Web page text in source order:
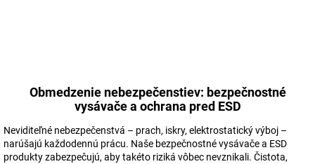
Obmedzenie nebezpečenstiev: bezpečnostné
vysávače a ochrana pred ESD
Neviditeľné nebezpečenstvá – prach, iskry, elektrostatický výboj –
narúšajú každodennú prácu. Naše bezpečnostné vysávače a ESD
produkty zabezpečujú, aby takéto riziká vôbec nevznikali. Čistota,